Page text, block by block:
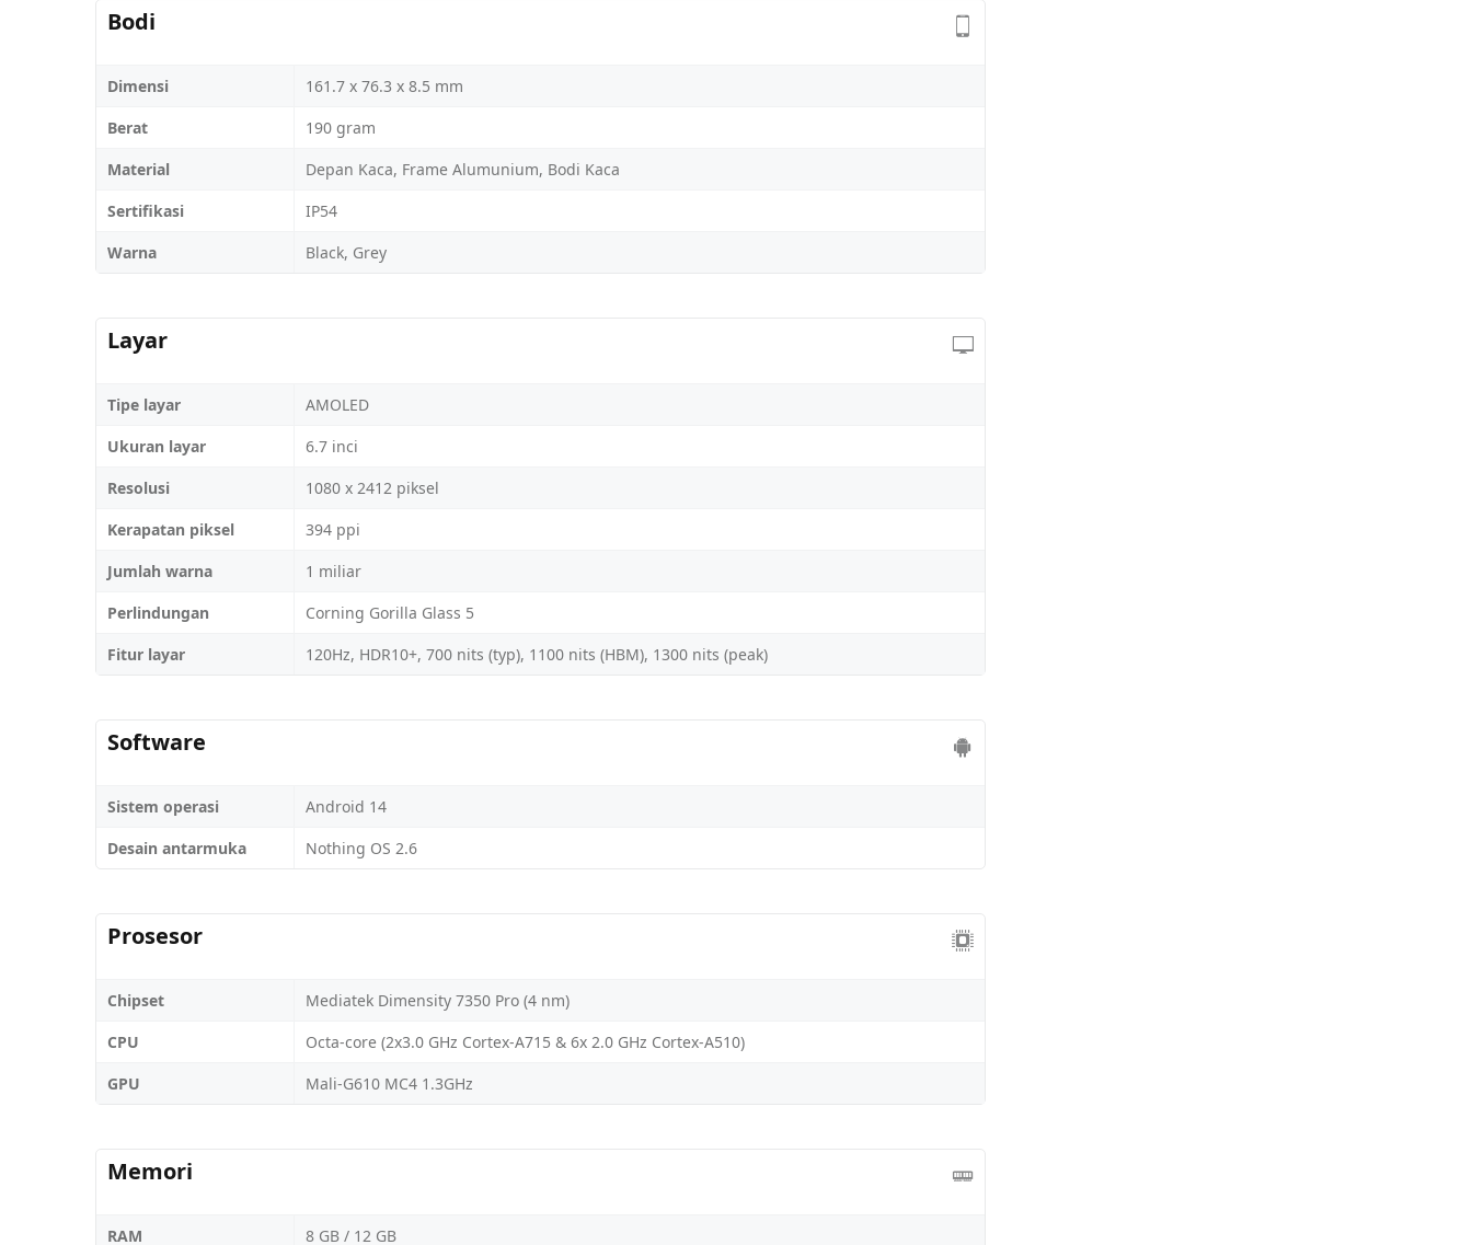
Bodi
Dimensi
161.7 x 76.3 x 8.5 mm
Berat
190 gram
Material
Depan Kaca, Frame Alumunium, Bodi Kaca
Sertifikasi
IP54
Warna
Black, Grey
Layar
Tipe layar
AMOLED
Ukuran layar
6.7 inci
Resolusi
1080 x 2412 piksel
Kerapatan piksel
394 ppi
Jumlah warna
1 miliar
Perlindungan
Corning Gorilla Glass 5
Fitur layar
120Hz, HDR10+, 700 nits (typ), 1100 nits (HBM), 1300 nits (peak)
Software
Sistem operasi
Android 14
Desain antarmuka
Nothing OS 2.6
Prosesor
Chipset
Mediatek Dimensity 7350 Pro (4 nm)
CPU
Octa-core (2x3.0 GHz Cortex-A715 & 6x 2.0 GHz Cortex-A510)
GPU
Mali-G610 MC4 1.3GHz
Memori
RAM 8 GB / 12 GB